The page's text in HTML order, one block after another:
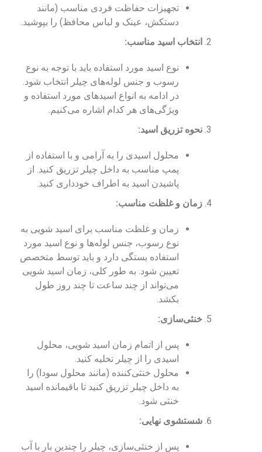
تجهیزات حفاظت فردی مناسب (مانند
دستکش، عینک و لباس محافظ) را بپوشید.
انتخاب اسید مناسب:
نوع اسید مورد استفاده باید با توجه به نوع
رسوب و جنس لوله‌های چیلر انتخاب شود.
در ادامه به انواع اسیدهای مورد استفاده و
ویژگی‌های هر کدام اشاره می‌کنیم.
نحوه تزریق اسید:
محلول اسیدی را به آرامی و با استفاده از
پمپ مناسب به داخل چیلر تزریق کنید. از
پاشیدن اسید به اطراف خودداری کنید.
زمان و غلظت مناسب:
زمان و غلظت مناسب برای اسید شویی به
نوع رسوب، جنس لوله‌ها و نوع اسید مورد
استفاده بستگی دارد و باید توسط متخصص
تعیین شود. به طور کلی، زمان اسید شویی
می‌تواند از چند ساعت تا چند روز طول
بکشد.
خنثی‌سازی:
پس از اتمام زمان اسید شویی، محلول
اسیدی را از چیلر تخلیه کنید.
محلول خنثی‌کننده (مانند محلول سودا) را
به داخل چیلر تزریق کنید تا باقیمانده اسید
خنثی شود.
شستشوی نهایی:
پس از خنثی‌سازی، چیلر را چندین بار با آب